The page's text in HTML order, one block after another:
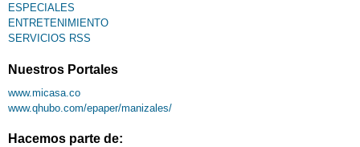
ESPECIALES
ENTRETENIMIENTO
SERVICIOS RSS
Nuestros Portales
www.micasa.co
www.qhubo.com/epaper/manizales/
Hacemos parte de: